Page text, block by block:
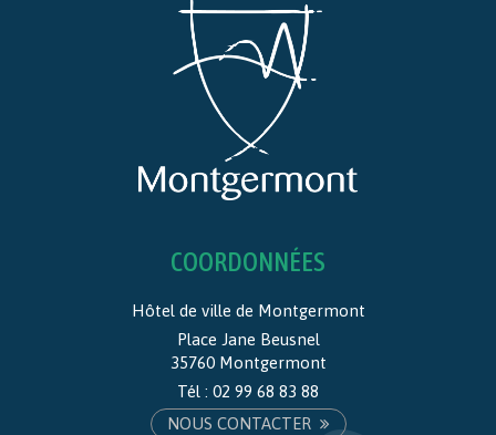
COORDONNÉES
Hôtel de ville de Montgermont
Place Jane Beusnel
35760 Montgermont
Tél : 02 99 68 83 88
NOUS CONTACTER